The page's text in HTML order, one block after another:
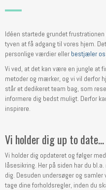
Idéen startede grundet
tyven at få adgang til vores hjem.
personlige værdier eller bestjæler
Vi ved, at det kan være en jungle at
metoder og mærker, og vi vil derfor
står et dedikeret team bag, som
informere dig bedst muligt. Derfor
inspirere.
Vi holder dig up to date…
Vi holder dig opdateret og følger
låsesikring. Her på siden har du
dig. Desuden undersøger og
tage dine forholdsregler, inden du